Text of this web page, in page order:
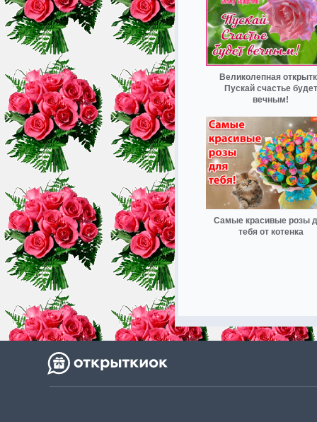
Великолепная
Пускай счастье будет
вечным!
Самые красивые розы
тебя от котенка